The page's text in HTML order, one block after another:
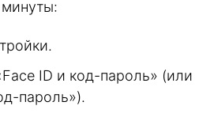
ID и код-пароль» (или
пароль»).